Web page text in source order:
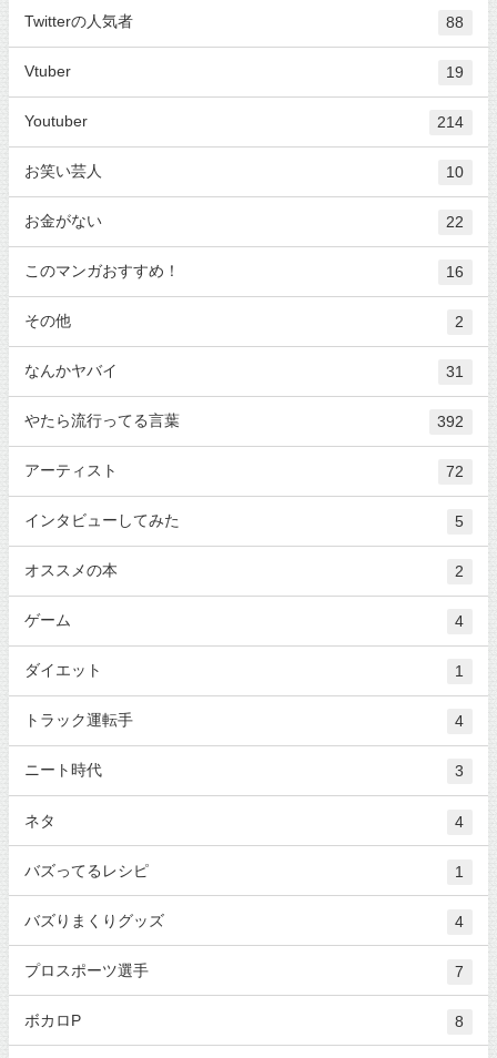
Twitterの人気者 88
Vtuber 19
Youtuber 214
お笑い芸人 10
お金がない 22
このマンガおすすめ！ 16
その他 2
なんかヤバイ 31
やたら流行ってる言葉 392
アーティスト 72
インタビューしてみた 5
オススメの本 2
ゲーム 4
ダイエット 1
トラック運転手 4
ニート時代 3
ネタ 4
バズってるレシピ 1
バズりまくりグッズ 4
プロスポーツ選手 7
ボカロP 8